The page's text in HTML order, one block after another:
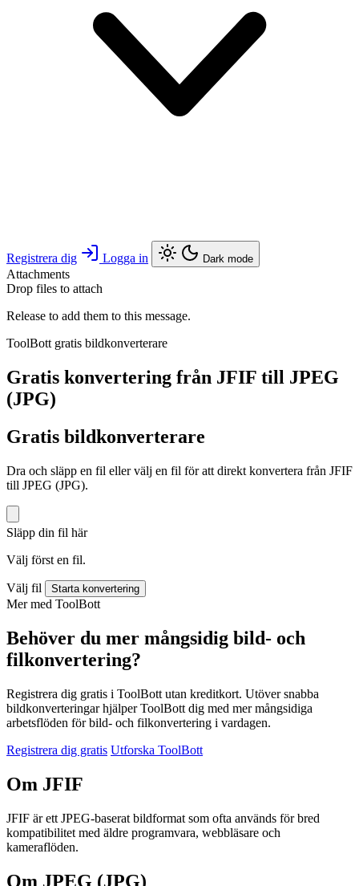
Registrera dig Logga in Dark mode
Attachments
Drop files to attach
Release to add them to this message.
ToolBott gratis bildkonverterare
Gratis konvertering från JFIF till JPEG
(JPG)
Gratis bildkonverterare
Dra och släpp en fil eller välj en fil för att direkt konvertera från JFIF
till JPEG (JPG).
Släpp din fil här
Välj först en fil.
Välj fil Starta konvertering
Mer med ToolBott
Behöver du mer mångsidig bild- och
filkonvertering?
Registrera dig gratis i ToolBott utan kreditkort. Utöver snabba
bildkonverteringar hjälper ToolBott dig med mer mångsidiga
arbetsflöden för bild- och filkonvertering i vardagen.
Registrera dig gratis Utforska ToolBott
Om JFIF
JFIF är ett JPEG-baserat bildformat som ofta används för bred
kompatibilitet med äldre programvara, webbläsare och
kameraflöden.
Om JPEG (JPG)